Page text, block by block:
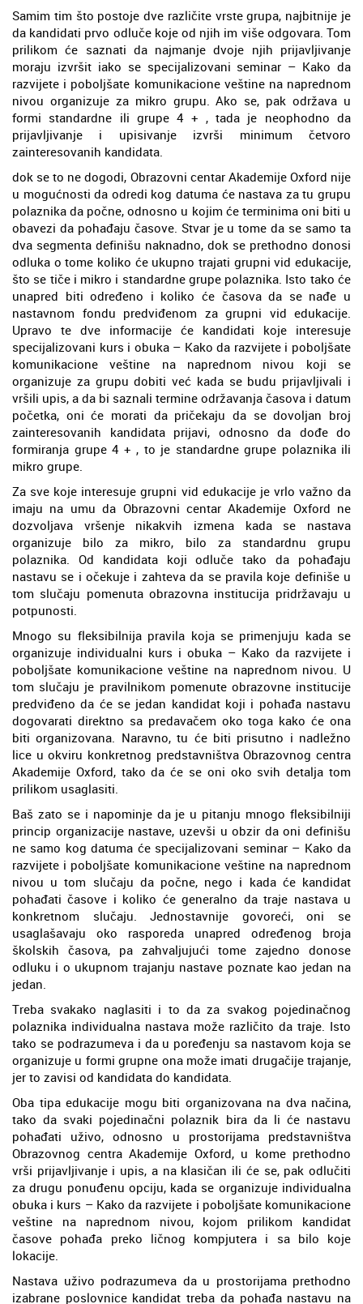
Samim tim što postoje dve različite vrste grupa, najbitnije je
da kandidati prvo odluče koje od njih im više odgovara. Tom
prilikom će saznati da najmanje dvoje njih prijavljivanje
moraju izvršit iako se specijalizovani seminar – Kako da
razvijete i poboljšate komunikacione veštine na naprednom
nivou organizuje za mikro grupu. Ako se, pak održava u
formi standardne ili grupe 4 + , tada je neophodno da
prijavljivanje i upisivanje izvrši minimum četvoro
zainteresovanih kandidata.
dok se to ne dogodi, Obrazovni centar Akademije Oxford nije
u mogućnosti da odredi kog datuma će nastava za tu grupu
polaznika da počne, odnosno u kojim će terminima oni biti u
obavezi da pohađaju časove. Stvar je u tome da se samo ta
dva segmenta definišu naknadno, dok se prethodno donosi
odluka o tome koliko će ukupno trajati grupni vid edukacije,
što se tiče i mikro i standardne grupe polaznika. Isto tako će
unapred biti određeno i koliko će časova da se nađe u
nastavnom fondu predviđenom za grupni vid edukacije.
Upravo te dve informacije će kandidati koje interesuje
specijalizovani kurs i obuka – Kako da razvijete i poboljšate
komunikacione veštine na naprednom nivou koji se
organizuje za grupu dobiti već kada se budu prijavljivali i
vršili upis, a da bi saznali termine održavanja časova i datum
početka, oni će morati da pričekaju da se dovoljan broj
zainteresovanih kandidata prijavi, odnosno da dođe do
formiranja grupe 4 + , to je standardne grupe polaznika ili
mikro grupe.
Za sve koje interesuje grupni vid edukacije je vrlo važno da
imaju na umu da Obrazovni centar Akademije Oxford ne
dozvoljava vršenje nikakvih izmena kada se nastava
organizuje bilo za mikro, bilo za standardnu grupu
polaznika. Od kandidata koji odluče tako da pohađaju
nastavu se i očekuje i zahteva da se pravila koje definiše u
tom slučaju pomenuta obrazovna institucija pridržavaju u
potpunosti.
Mnogo su fleksibilnija pravila koja se primenjuju kada se
organizuje individualni kurs i obuka – Kako da razvijete i
poboljšate komunikacione veštine na naprednom nivou. U
tom slučaju je pravilnikom pomenute obrazovne institucije
predviđeno da će se jedan kandidat koji i pohađa nastavu
dogovarati direktno sa predavačem oko toga kako će ona
biti organizovana. Naravno, tu će biti prisutno i nadležno
lice u okviru konkretnog predstavništva Obrazovnog centra
Akademije Oxford, tako da će se oni oko svih detalja tom
prilikom usaglasiti.
Baš zato se i napominje da je u pitanju mnogo fleksibilniji
princip organizacije nastave, uzevši u obzir da oni definišu
ne samo kog datuma će specijalizovani seminar – Kako da
razvijete i poboljšate komunikacione veštine na naprednom
nivou u tom slučaju da počne, nego i kada će kandidat
pohađati časove i koliko će generalno da traje nastava u
konkretnom slučaju. Jednostavnije govoreći, oni se
usaglašavaju oko rasporeda unapred određenog broja
školskih časova, pa zahvaljujući tome zajedno donose
odluku i o ukupnom trajanju nastave poznate kao jedan na
jedan.
Treba svakako naglasiti i to da za svakog pojedinačnog
polaznika individualna nastava može različito da traje. Isto
tako se podrazumeva i da u poređenju sa nastavom koja se
organizuje u formi grupne ona može imati drugačije trajanje,
jer to zavisi od kandidata do kandidata.
Oba tipa edukacije mogu biti organizovana na dva načina,
tako da svaki pojedinačni polaznik bira da li će nastavu
pohađati uživo, odnosno u prostorijama predstavništva
Obrazovnog centra Akademije Oxford, u kome prethodno
vrši prijavljivanje i upis, a na klasičan ili će se, pak odlučiti
za drugu ponuđenu opciju, kada se organizuje individualna
obuka i kurs – Kako da razvijete i poboljšate komunikacione
veštine na naprednom nivou, kojom prilikom kandidat
časove pohađa preko ličnog kompjutera i sa bilo koje
lokacije.
Nastava uživo podrazumeva da u prostorijama prethodno
izabrane poslovnice kandidat treba da pohađa nastavu na